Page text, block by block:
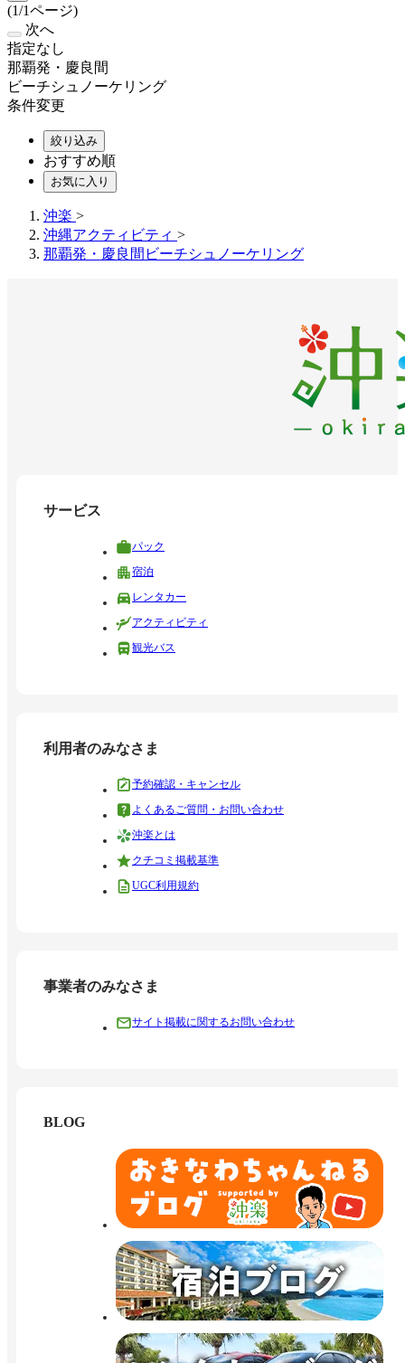
(1/1ページ)
次へ
指定なし
那覇発・慶良間
ビーチシュノーケリング
条件変更
絞り込み
おすすめ順
お気に入り
沖楽 >
沖縄アクティビティ >
那覇発・慶良間ビーチシュノーケリング
サービス
パック
宿泊
レンタカー
アクティビティ
観光バス
利用者のみなさま
予約確認・キャンセル
よくあるご質問・お問い合わせ
沖楽とは
クチコミ掲載基準
UGC利用規約
事業者のみなさま
サイト掲載に関するお問い合わせ
BLOG